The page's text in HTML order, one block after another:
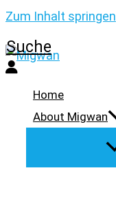
Zum Inhalt springen
Suche
Home
About Migwan